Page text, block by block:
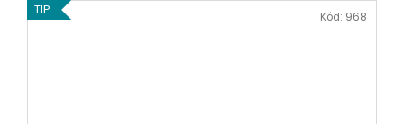
TIP Kód: 968